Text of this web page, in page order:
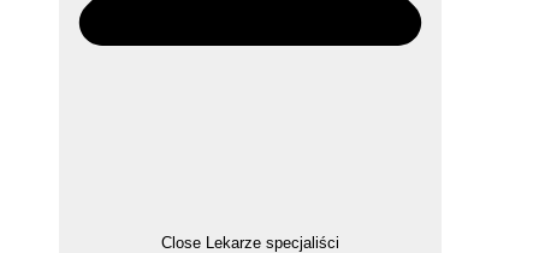
Close Lekarze specjaliści